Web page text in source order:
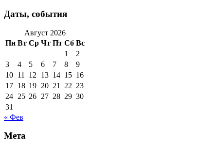
Даты, события
Август 2026
Пн Вт Ср Чт Пт Сб Вс
1
2
3
4 5 6 7 8
9
10 11 12 13 14 15 16
17 18 19 20 21 22 23
24 25 26 27 28 29 30
31
« Фев
Мета